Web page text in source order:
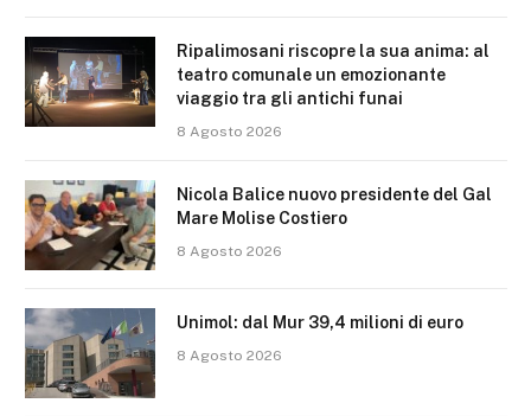
Ripalimosani riscopre la sua anima: al
teatro comunale un emozionante
viaggio tra gli antichi funai
8 Agosto 2026
Nicola Balice nuovo presidente del Gal
Mare Molise Costiero
8 Agosto 2026
Unimol: dal Mur 39,4 milioni di euro
8 Agosto 2026